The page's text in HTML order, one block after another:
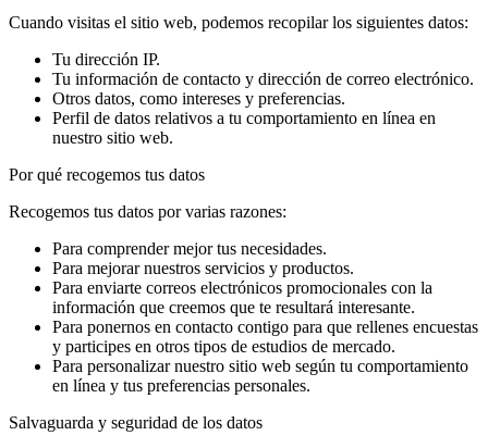
Cuando visitas el sitio web, podemos recopilar los siguientes datos:
Tu dirección IP.
Tu información de contacto y dirección de correo electrónico.
Otros datos, como intereses y preferencias.
Perfil de datos relativos a tu comportamiento en línea en
nuestro sitio web.
Por qué recogemos tus datos
Recogemos tus datos por varias razones:
Para comprender mejor tus necesidades.
Para mejorar nuestros servicios y productos.
Para enviarte correos electrónicos promocionales con la
información que creemos que te resultará interesante.
Para ponernos en contacto contigo para que rellenes encuestas
y participes en otros tipos de estudios de mercado.
Para personalizar nuestro sitio web según tu comportamiento
en línea y tus preferencias personales.
Salvaguarda y seguridad de los datos